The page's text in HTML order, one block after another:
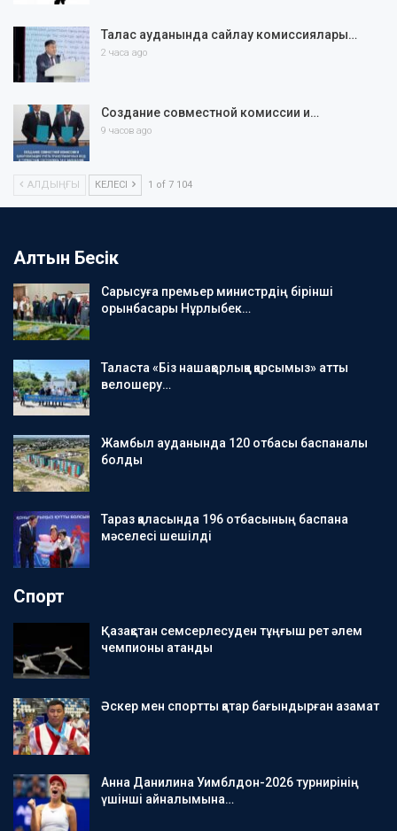
Талас ауданында сайлау комиссиялары…
2 часа ago
Создание совместной комиссии и…
9 часов ago
АЛДЫҢҒЫ КЕЛЕСІ 1 of 7 104
Алтын Бесік
Сарысуға премьер министрдің бірінші
орынбасары Нұрлыбек…
Таласта «Біз нашақорлыққа қарсымыз» атты
велошеру…
Жамбыл ауданында 120 отбасы баспаналы
болды
Тараз қаласында 196 отбасының баспана
мәселесі шешілді
Спорт
Қазақстан семсерлесуден тұңғыш рет әлем
чемпионы атанды
Әскер мен спортты қатар бағындырған азамат
Анна Данилина Уимблдон-2026 турнирінің
үшінші айналымына…